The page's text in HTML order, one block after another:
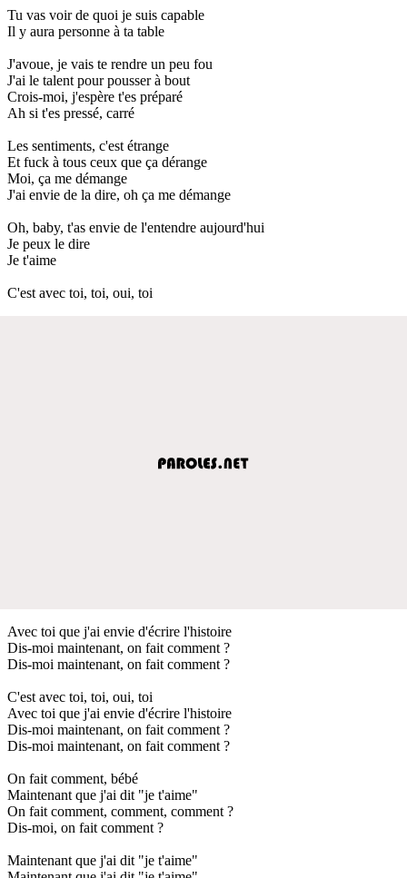
Tu vas voir de quoi je suis capable
Il y aura personne à ta table
J'avoue, je vais te rendre un peu fou
J'ai le talent pour pousser à bout
Crois-moi, j'espère t'es préparé
Ah si t'es pressé, carré
Les sentiments, c'est étrange
Et fuck à tous ceux que ça dérange
Moi, ça me démange
J'ai envie de la dire, oh ça me démange
Oh, baby, t'as envie de l'entendre aujourd'hui
Je peux le dire
Je t'aime
C'est avec toi, toi, oui, toi
Avec toi que j'ai envie d'écrire l'histoire
Dis-moi maintenant, on fait comment ?
Dis-moi maintenant, on fait comment ?
C'est avec toi, toi, oui, toi
Avec toi que j'ai envie d'écrire l'histoire
Dis-moi maintenant, on fait comment ?
Dis-moi maintenant, on fait comment ?
On fait comment, bébé
Maintenant que j'ai dit "je t'aime"
On fait comment, comment, comment ?
Dis-moi, on fait comment ?
Maintenant que j'ai dit "je t'aime"